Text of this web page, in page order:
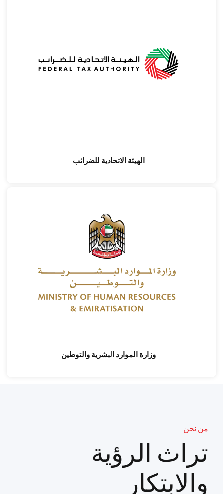
الهيئة الاتحادية للضرائب
وزارة الموارد البشرية والتوطين
من نحن
تراث الرؤية
والابتكار